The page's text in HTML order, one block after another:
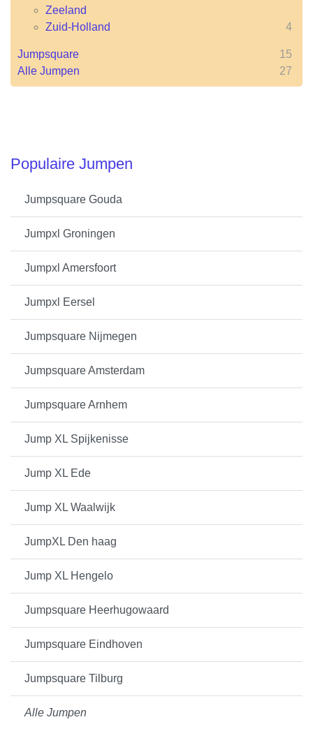
Zeeland
Zuid-Holland
4
Jumpsquare
15
Alle Jumpen
27
Populaire Jumpen
Jumpsquare Gouda
Jumpxl Groningen
Jumpxl Amersfoort
Jumpxl Eersel
Jumpsquare Nijmegen
Jumpsquare Amsterdam
Jumpsquare Arnhem
Jump XL Spijkenisse
Jump XL Ede
Jump XL Waalwijk
JumpXL Den haag
Jump XL Hengelo
Jumpsquare Heerhugowaard
Jumpsquare Eindhoven
Jumpsquare Tilburg
Alle Jumpen